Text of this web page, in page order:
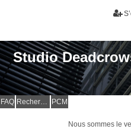
Studio
FAQ Rechercher PCM
Nous sommes le